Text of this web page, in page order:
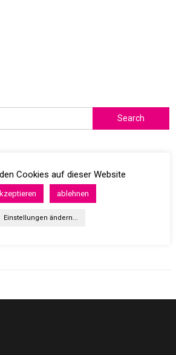
Cookies auf dieser Website
ablehnen
Einstellungen ändern...